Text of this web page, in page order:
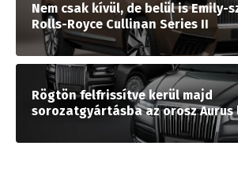
Nem csak kívül, de belül is Emily-
Rolls-Royce Cullinan Series II
Rögtön felfrissítve kerül majd
sorozatgyártásba az orosz Aurus